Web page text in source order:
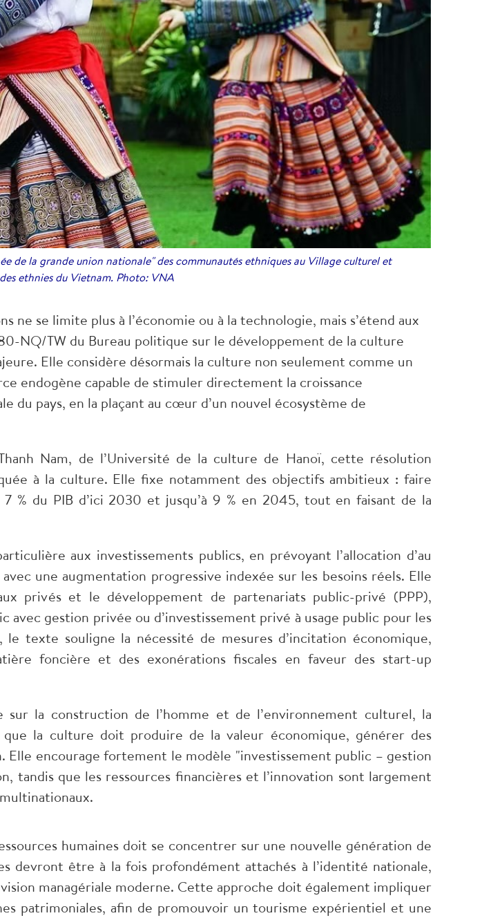
de la grande union nationale" des communautés ethniques au Village culturel et
ethnies du Vietnam. Photo: VNA
se limite plus à l’économie ou à la technologie, mais s’étend aux
NQ/TW du Bureau politique sur le développement de la culture
Elle considère désormais la culture non seulement comme un
endogène capable de stimuler directement la croissance
pays, en la plaçant au cœur d’un nouvel écosystème de
Nam, de l’Université de la culture de Hanoï, cette résolution
à la culture. Elle fixe notamment des objectifs ambitieux : faire
% du PIB d’ici 2030 et jusqu’à 9 % en 2045, tout en faisant de la
aux investissements publics, en prévoyant l’allocation d’au
une augmentation progressive indexée sur les besoins réels. Elle
privés et le développement de partenariats public-privé (PPP),
avec gestion privée ou d’investissement privé à usage public pour les
texte souligne la nécessité de mesures d’incitation économique,
foncière et des exonérations fiscales en faveur des start-up
la construction de l’homme et de l’environnement culturel, la
la culture doit produire de la valeur économique, générer des
Elle encourage fortement le modèle "investissement public – gestion
tandis que les ressources financières et l’innovation sont largement
humaines doit se concentrer sur une nouvelle génération de
devront être à la fois profondément attachés à l’identité nationale,
managériale moderne. Cette approche doit également impliquer
patrimoniales, afin de promouvoir un tourisme expérientiel et une